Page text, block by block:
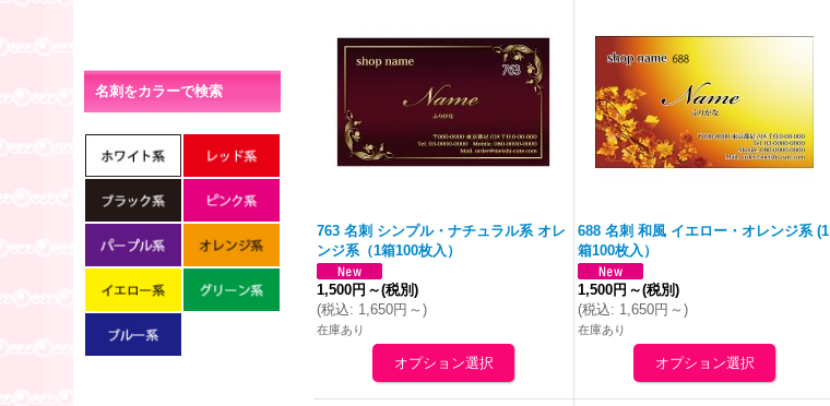
名刺をカラーで検索
763 名刺 シンプル・ナチュラル系オレ
ンジ系（1箱100枚入）
1,500円 ～(税別)
(税込: 1,650円 ～)
在庫あり
688 名刺 和風 イエロー・オレンジ系 (1
箱100枚入）
1,500円 ～(税別)
(税込: 1,650円 ～)
在庫あり